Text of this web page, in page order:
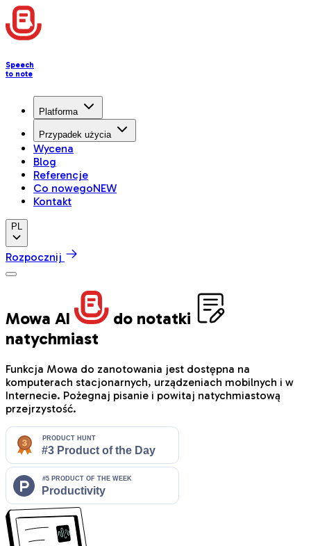
Speech
to note
Platforma
Przypadek użycia
Wycena
Blog
Referencje
Co nowegoNEW
Kontakt
PL
Rozpocznij
Mowa AI
do notatki
natychmiast
Funkcja Mowa do zanotowania jest dostępna na
komputerach stacjonarnych, urządzeniach mobilnych i w
Internecie. Pożegnaj pisanie i powitaj natychmiastową
przejrzystość.